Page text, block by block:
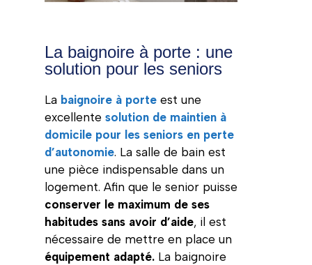
La baignoire à porte : une
solution pour les seniors
La baignoire à porteest une
excellente solution de maintien à
domicile pour les seniors en perte
d’autonomie. La salle de bain est
une pièce indispensable dans un
logement. Afin que le senior puisse
conserver le maximum de ses
habitudes sans avoir d’aide, il est
nécessaire de mettre en place un
équipement adapté.La baignoire